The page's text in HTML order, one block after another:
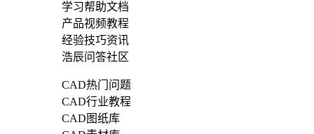
学习帮助文档
产品视频教程
经验技巧资讯
浩辰问答社区
CAD热门问题
CAD行业教程
CAD图纸库